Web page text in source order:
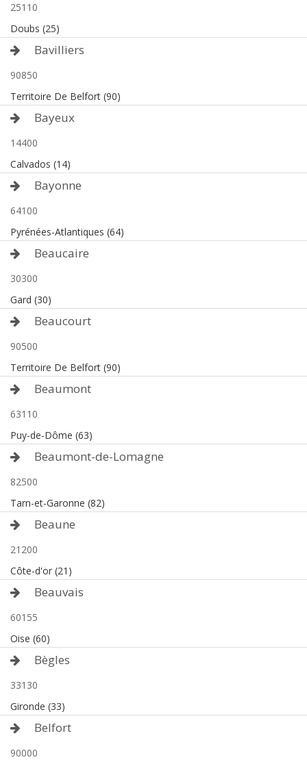
25110
Doubs (25)
Bavilliers
90850
Territoire De Belfort (90)
Bayeux
14400
Calvados (14)
Bayonne
64100
Pyrénées-Atlantiques (64)
Beaucaire
30300
Gard (30)
Beaucourt
90500
Territoire De Belfort (90)
Beaumont
63110
Puy-de-Dôme (63)
Beaumont-de-Lomagne
82500
Tarn-et-Garonne (82)
Beaune
21200
Côte-d'or (21)
Beauvais
60155
Oise (60)
Bègles
33130
Gironde (33)
Belfort
90000